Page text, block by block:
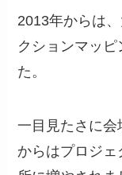
2013年からは
クションマッ
た。
一目見たさに
からはプロジェ